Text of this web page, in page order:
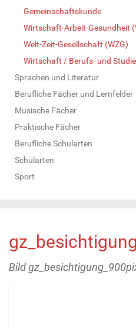
Gemeinschaftskunde
Wirtschaft-Arbeit-Gesundheit
Welt-Zeit-Gesellschaft (WZG)
Wirtschaft / Berufs- und
Sprachen und Literatur
Berufliche Fächer und Lernfelder
Musische Fächer
Praktische Fächer
Berufliche Schularten
Schularten
Sport
Bild